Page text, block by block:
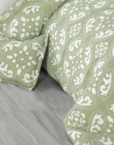
100%
Draperii
piese cu